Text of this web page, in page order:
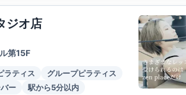
ジオ店
第15F
ラティス
グループピラティス
ー 駅から5分以内